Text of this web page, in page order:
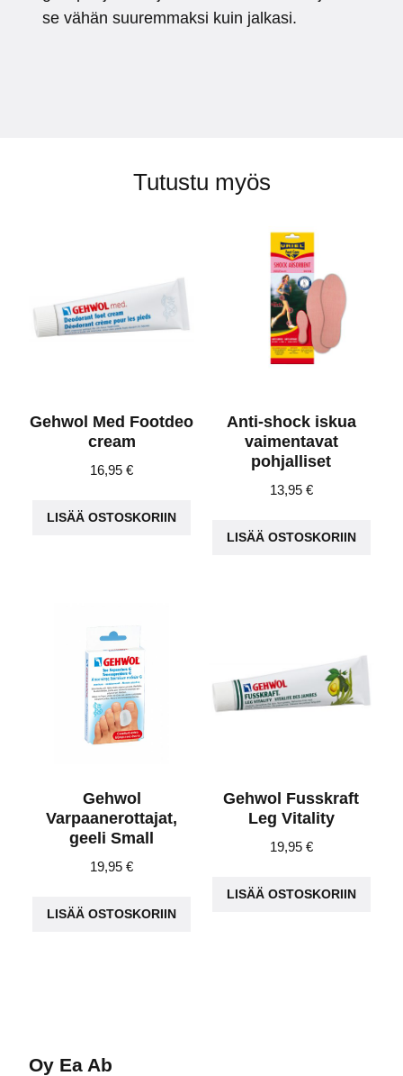
se vähän suuremmaksi kuin jalkasi.
Tutustu myös
Gehwol Med Footdeo
cream
16,95€
LISÄÄ OSTOSKORIIN
Anti-shock iskua
vaimentavat
pohjalliset
13,95 €
LISÄÄ OSTOSKORIIN
Gehwol
Varpaanerottajat,
geeli Small
19,95€
LISÄÄ OSTOSKORIIN
Gehwol Fusskraft
Leg Vitality
19,95 €
LISÄÄ OSTOSKORIIN
Oy Ea Ab